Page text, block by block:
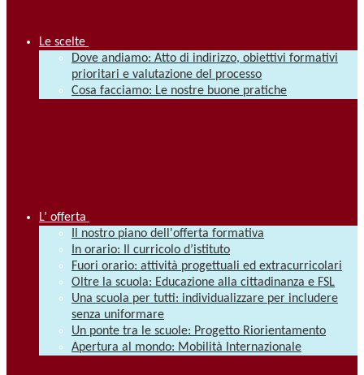
Le scelte
Dove andiamo: Atto di indirizzo, obiettivi formativi
prioritari e valutazione del processo
Cosa facciamo: Le nostre buone pratiche
L’ offerta
Il nostro piano dell'offerta formativa
In orario: Il curricolo d’istituto
Fuori orario: attività progettuali ed extracurricolari
Oltre la scuola: Educazione alla cittadinanza e FSL
Una scuola per tutti: individualizzare per includere
senza uniformare
Un ponte tra le scuole: Progetto Riorientamento
Apertura al mondo: Mobilità Internazionale